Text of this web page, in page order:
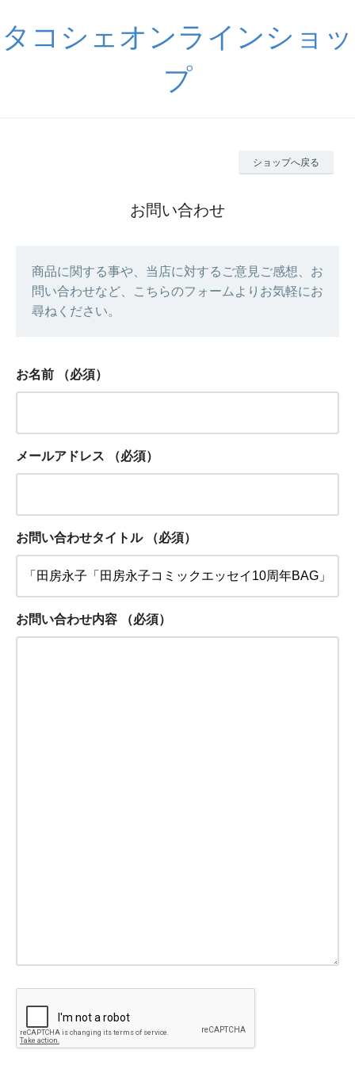
タコシェオンラインショッ
プ
ショップへ戻る
お問い合わせ
商品に関する事や、当店に対するご意見ご感想、お
問い合わせなど、こちらのフォームよりお気軽にお
尋ねください。
お名前 （必須）
メールアドレス （必須）
お問い合わせタイトル （必須）
お問い合わせ内容 （必須）